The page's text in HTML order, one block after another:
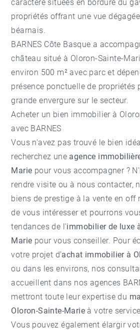
caractère situées en bordure du
propriétés offrant une vue
béarnais.
BARNES Côte Basque a
château situé à Oloron-Sainte-
environ 500 m² avec parc et
présence ponctuelle de propriétés
grande envergure sur le secteur.
Acheter un bien immobilier à
avec BARNES
Vous n'avez pas trouvé le bien
recherchez une agence
Marie pour vous accompagner ?
rendre visite ou à nous contacter,
biens de prestige à la vente en off
de vous intéresser et pourrons
tendances de l'immobilier de luxe
Marie pour vous conseiller. Pour
votre projet d’achat immobilier à
ou dans les environs, nos
accueillent dans nos agences
mettront toute leur expertise du
Oloron-Sainte-Marie à votre
Vous pouvez également élargir